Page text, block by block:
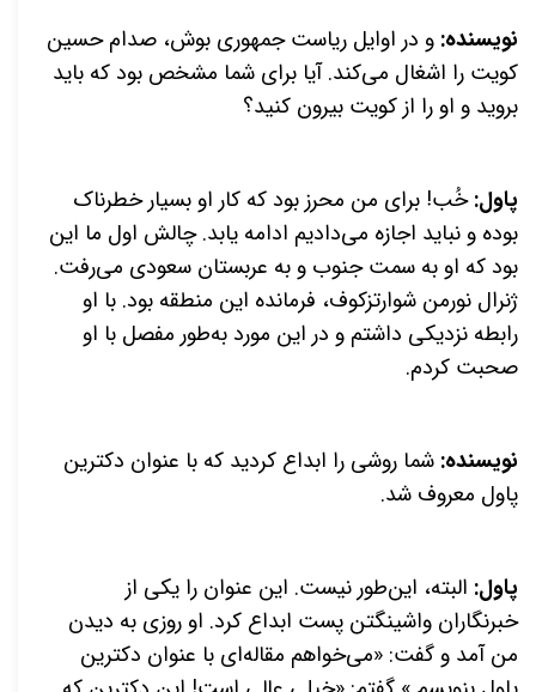
نویسنده: و در اوایل ریاست جمهوری بوش، صدام حسین
کویت را اشغال می‌کند. آیا برای شما مشخص بود که باید
بروید و او را از کویت بیرون کنید؟
پاول:خُب! برای من محرز بود که کار او بسیار خطرناک
بوده و نباید اجازه می‌دادیم ادامه یابد. چالش اول ما این
بود که او به سمت جنوب و به عربستان سعودی می‌رفت.
ژنرال نورمن شوارتزکوف، فرمانده این منطقه بود. با او
رابطه نزدیکی داشتم و در این مورد به‌طور مفصل با او
صحبت کردم.
نویسنده: شما روشی را ابداع کردید که با عنوان دکترین
پاول معروف شد.
پاول: البته، این‌طور نیست. این عنوان را یکی از
خبرنگاران واشینگتن پست ابداع کرد. او روزی به دیدن
من آمد و گفت: «می‌خواهم مقاله‌ای با عنوان دکترین